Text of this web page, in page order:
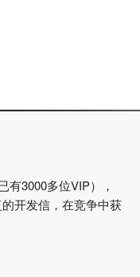
有3000多位VIP），
开发信，在竞争中获